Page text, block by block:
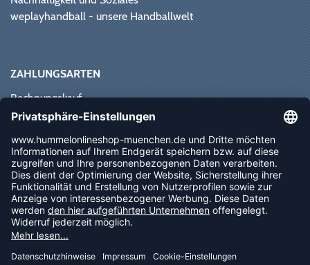
weplayhandball - unsere Handballwelt
ZAHLUNGSARTEN
Rechnungskauf
Paypal
Vorkasse
Sofortüberweisung
NEWSLETTER